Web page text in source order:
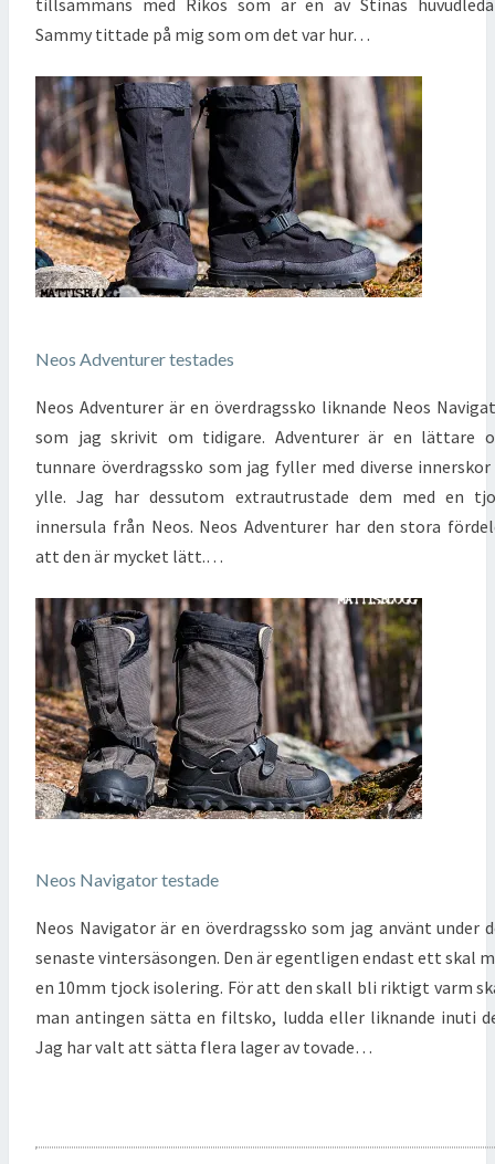
tillsammans med Rikos som är en av Stinas
Sammy tittade på mig som om det var hur…
Neos Adventurer testades
Neos Adventurer är en överdragssko liknande Neos
som jag skrivit om tidigare. Adventurer är en lättare
tunnare överdragssko som jag fyller med diverse innerskor
ylle. Jag har dessutom extrautrustade dem med en
innersula från Neos. Neos Adventurer har den stora
att den är mycket lätt.…
Neos Navigator testade
Neos Navigator är en överdragssko som jag använt under
senaste vintersäsongen. Den är egentligen endast ett skal
en 10mm tjock isolering. För att den skall bli riktigt varm
man antingen sätta en filtsko, ludda eller liknande inuti
Jag har valt att sätta flera lager av tovade…